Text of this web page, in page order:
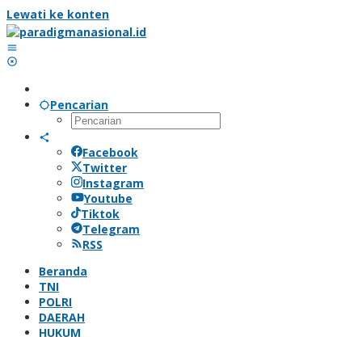
Lewati ke konten
Pencarian
Facebook
Twitter
Instagram
Youtube
Tiktok
Telegram
RSS
Beranda
TNI
POLRI
DAERAH
HUKUM